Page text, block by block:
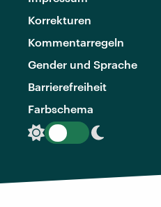
Korrekturen
Kommentarregeln
Gender und Sprache
Barrierefreiheit
Farbschema